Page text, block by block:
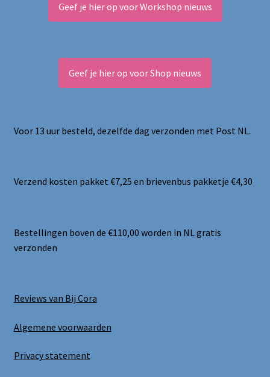
Geef je hier op voor Workshop nieuws
Geef je hier op voor Shop nieuws
Voor 13 uur besteld, dezelfde dag verzonden met Post NL.
Verzend kosten pakket €7,25 en brievenbus pakketje €4,30
Bestellingen boven de €110,00 worden in NL gratis
verzonden
Reviews van Bij Cora
Algemene voorwaarden
Privacy statement